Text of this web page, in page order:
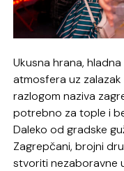
Ukusna hrana,
atmosfera uz zalazak
razlogom naziva
potrebno za tople i
Daleko od gradske
Zagrepčani, brojni
stvoriti nezaboravne